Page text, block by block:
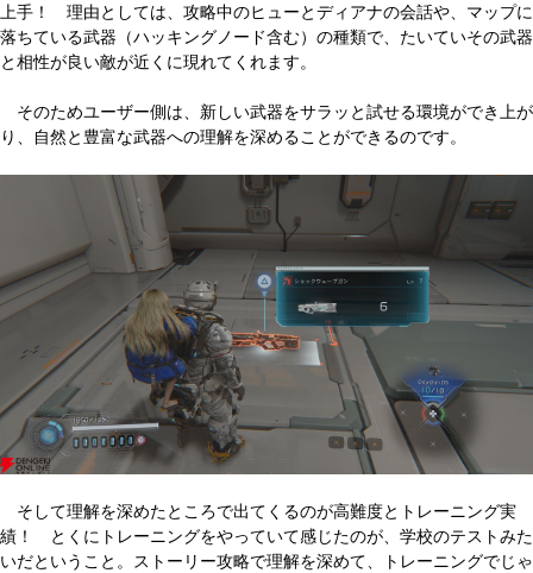
上手！ 理由としては、攻略中のヒューとディアナの会話や、マップに
落ちている武器（ハッキングノード含む）の種類で、たいていその武器
と相性が良い敵が近くに現れてくれます。
そのためユーザー側は、新しい武器をサラッと試せる環境ができ上が
り、自然と豊富な武器への理解を深めることができるのです。
そして理解を深めたところで出てくるのが高難度とトレーニング実
績！ とくにトレーニングをやっていて感じたのが、学校のテストみた
いだということ。ストーリー攻略で理解を深めて、トレーニングでじゃ